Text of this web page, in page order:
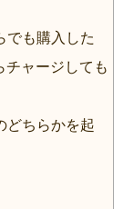
でも購入した
チャージしても
どちらかを起